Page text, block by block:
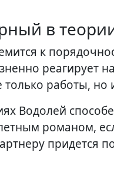
в
к
реагирует
только работы,
Водолей
романом,
придется